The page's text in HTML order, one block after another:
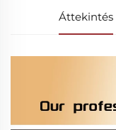
Áttekintés